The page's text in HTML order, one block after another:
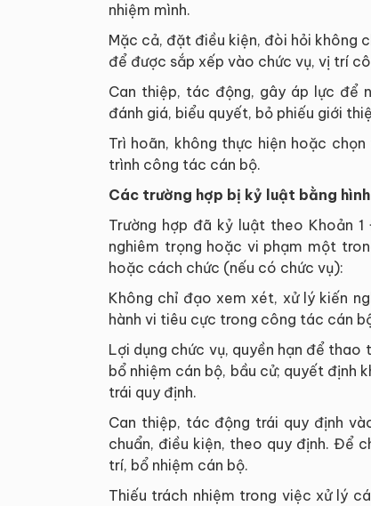
nhiệm mình.
Mặc cả, đặt điều kiện, đòi hỏi không
để được sắp xếp vào chức vụ, vị trí
Can thiệp, tác động, gây áp lực để
đánh giá, biểu quyết, bỏ phiếu giới
Trì hoãn, không thực hiện hoặc
trình công tác cán bộ.
Các trường hợp bị kỷ luật bằng
Trường hợp đã kỷ luật theo Khoản
nghiêm trọng hoặc vi phạm một
hoặc cách chức (nếu có chức vụ):
Không chỉ đạo xem xét, xử lý kiến
hành vi tiêu cực trong công tác cán
Lợi dụng chức vụ, quyền hạn để
bổ nhiệm cán bộ, bầu cử; quyết định
trái quy định.
Can thiệp, tác động trái quy định
chuẩn, điều kiện, theo quy định. Để
trí, bổ nhiệm cán bộ.
Thiếu trách nhiệm trong việc xử lý